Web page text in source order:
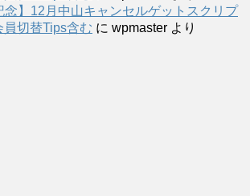
念】12月中山キャンセルゲットスクリプ
切替Tips含む に wpmaster より